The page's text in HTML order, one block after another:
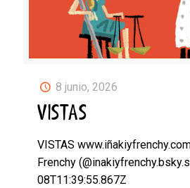
8 junio, 2026
VISTAS
VISTAS
Frenchy
08T11:39:55.867Z